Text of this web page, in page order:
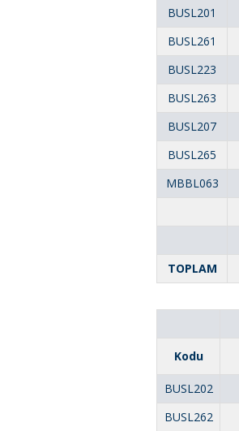
BUSL201
BUSL261
BUSL223
BUSL263
BUSL207
BUSL265
MBBL063
TOPLAM
Kodu
BUSL202
BUSL262